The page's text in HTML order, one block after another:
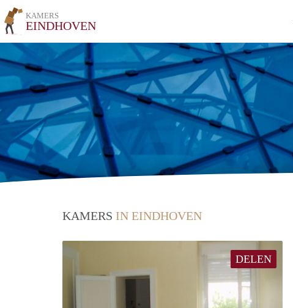
KAMERS
EINDHOVEN
KAMERS IN EINDHOVEN
DELEN